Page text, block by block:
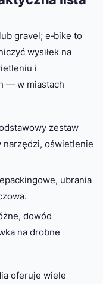
gravel; e‑bike to
wysiłek na
i
— w miastach
zestaw
narzędzi, oświetlenie
ubrania
dowód
na drobne
oferuje wiele